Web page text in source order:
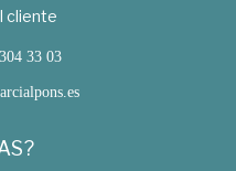
cliente
33 03